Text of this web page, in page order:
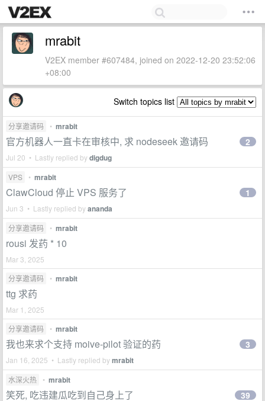
mrabit
V2EX member #607484, joined on 2022-12-20 23:52:06
+08:00
Switch topics list
分享邀请码 • mrabit
官方机器人一直卡在审核中, 求 nodeseek 邀请码
Jul 20 • Lastly replied bydigdug
2
VPS • mrabit
ClawCloud 停止 VPS 服务了
Jun 3 • Lastly replied byananda
1
分享邀请码 • mrabit
rousi 发药 * 10
Mar 3, 2025
分享邀请码
• mrabit
ttg 求药
Mar 1, 2025
分享邀请码
• mrabit
我也来求个支持 moive-pilot 验证的药
Jan 16, 2025 • Lastly replied bymrabit
3
水深火热 • mrabit
笑死, 吃违建瓜吃到自己身上了 39